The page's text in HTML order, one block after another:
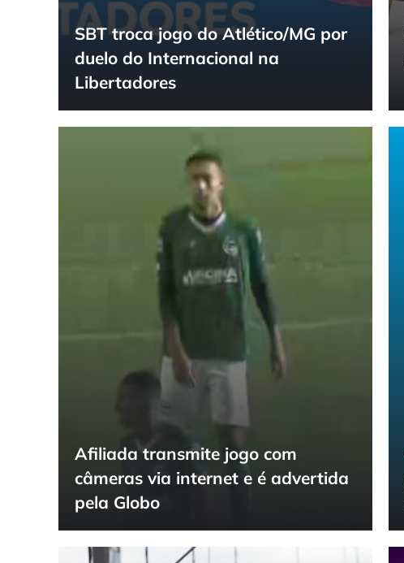
SBT troca jogo do Atlético/MG por
duelo do Internacional na
Libertadores
Afiliada transmite jogo com
câmeras via internet e é advertida
pela Globo